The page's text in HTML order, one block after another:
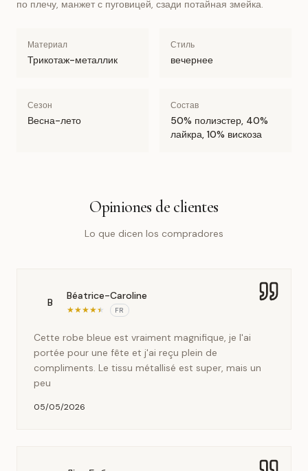
по плечу, манжет с пуговицей, сзади потайная змейка.
Материал
Трикотаж-металлик
Стиль
вечернее
Сезон
Весна-лето
Состав
50% полиэстер, 40%
лайкра, 10% вискоза
Opiniones de clientes
Lo que dicen los compradores
B
Béatrice-Caroline
★★★★★ FR
Cette robe bleue est vraiment magnifique, je l'ai
portée pour une fête et j'ai reçu plein de
compliments. Le tissu métallisé est super, mais un
peu
05/05/2026